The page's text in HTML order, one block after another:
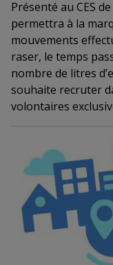
Présenté au CES
permettra à la
mouvements
raser, le temps
nombre de litres
souhaite recruter
volontaires